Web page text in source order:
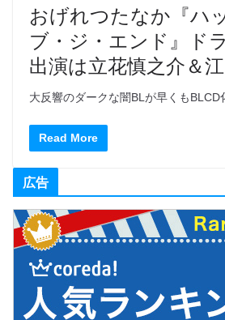
おげれつたなか『ハ
ブ・ジ・エンド』ド
出演は立花慎之介＆江
大反響のダークな闇BLが早くもBLCD
Read More
広告